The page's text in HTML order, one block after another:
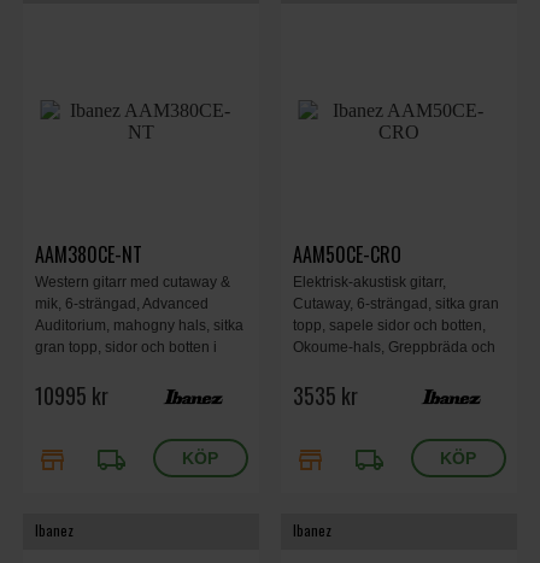
AAM380CE-NT
Western gitarr med cutaway &
mik, 6-strängad, Advanced
Auditorium, mahogny hals, sitka
gran topp, sidor och botten i
10995 kr
store local_shipping
AAM50CE-CRO
Elektrisk-akustisk gitarr,
Cutaway, 6-strängad, sitka gran
topp, sapele sidor och botten,
Okoume-hals, Greppbräda och
förförstärkare, T-bar Undersadel
3535 kr
store local_shipping
Ibanez Ibanez